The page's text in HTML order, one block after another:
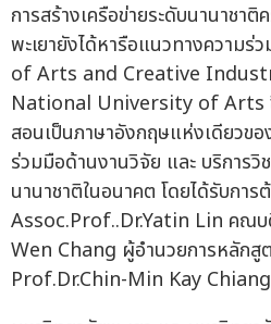
การสร้างเครือข่ายระดับนานาชา
พะเยายังได้หารือแนวทางความ
of Arts and Creative
National University of Arts
สอนเป็นภาษาอังกฤษแห่งเดียวข
ร่วมมือด้านงานวิจัย และ บริการวิ
นานาชาติในอนาคต โดยได้รับกา
Assoc.Prof..Dr.Yatin Lin คณ
Wen Chang ผู้อำนวยการหลักสู
Prof.Dr.Chin-Min Kay